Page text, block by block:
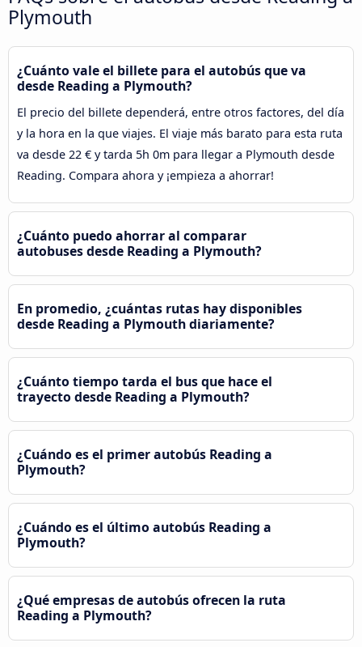
Plymouth
¿Cuánto vale el billete para el autobús que va
desde Reading a Plymouth?
El precio del billete dependerá, entre otros factores, del día
y la hora en la que viajes. El viaje más barato para esta ruta
va desde 22 € y tarda 5h 0m para llegar a Plymouth desde
Reading. Compara ahora y ¡empieza a ahorrar!
¿Cuánto puedo ahorrar al comparar
autobuses desde Reading a Plymouth?
En promedio, ¿cuántas rutas hay disponibles
desde Reading a Plymouth diariamente?
¿Cuánto tiempo tarda el bus que hace el
trayecto desde Reading a Plymouth?
¿Cuándo es el primer autobús Reading a
Plymouth?
¿Cuándo es el último autobús Reading a
Plymouth?
¿Qué empresas de autobús ofrecen la ruta
Reading a Plymouth?